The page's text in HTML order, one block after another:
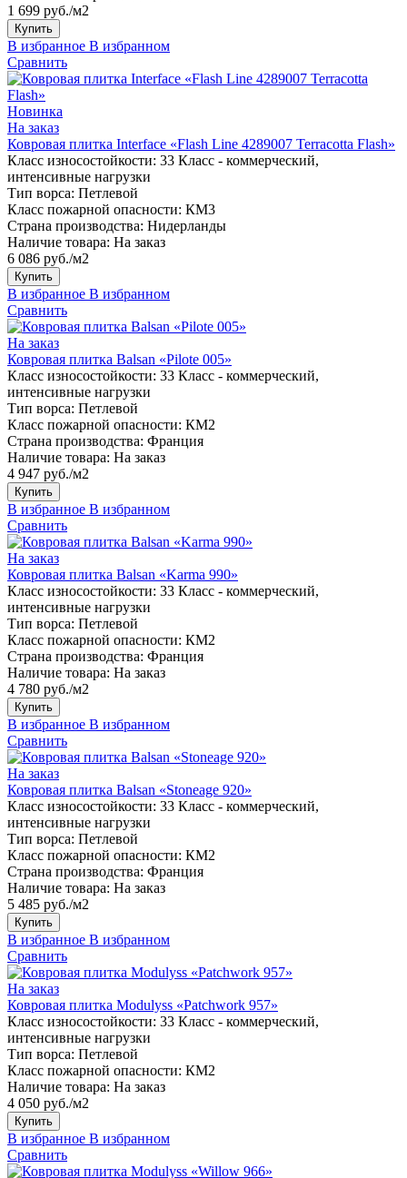
1 699 руб./м2
Купить
В избранное В избранном
Сравнить
Новинка
На заказ
Ковровая плитка Interface «Flash Line 4289007 Terracotta Flash»
Класс износостойкости: 33 Класс - коммерческий,
интенсивные нагрузки
Тип ворса: Петлевой
Класс пожарной опасности: КМ3
Страна производства: Нидерланды
Наличие товара: На заказ
6 086 руб./м2
Купить
В избранное В избранном
Сравнить
На заказ
Ковровая плитка Balsan «Pilote 005»
Класс износостойкости: 33 Класс - коммерческий,
интенсивные нагрузки
Тип ворса: Петлевой
Класс пожарной опасности: КМ2
Страна производства: Франция
Наличие товара: На заказ
4 947 руб./м2
Купить
В избранное В избранном
Сравнить
На заказ
Ковровая плитка Balsan «Karma 990»
Класс износостойкости: 33 Класс - коммерческий,
интенсивные нагрузки
Тип ворса: Петлевой
Класс пожарной опасности: КМ2
Страна производства: Франция
Наличие товара: На заказ
4 780 руб./м2
Купить
В избранное В избранном
Сравнить
На заказ
Ковровая плитка Balsan «Stoneage 920»
Класс износостойкости: 33 Класс - коммерческий,
интенсивные нагрузки
Тип ворса: Петлевой
Класс пожарной опасности: КМ2
Страна производства: Франция
Наличие товара: На заказ
5 485 руб./м2
Купить
В избранное В избранном
Сравнить
На заказ
Ковровая плитка Modulyss «Patchwork 957»
Класс износостойкости: 33 Класс - коммерческий,
интенсивные нагрузки
Тип ворса: Петлевой
Класс пожарной опасности: КМ2
Наличие товара: На заказ
4 050 руб./м2
Купить
В избранное В избранном
Сравнить